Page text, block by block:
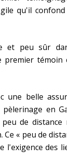
qu'il confond
et peu sûr
premier témoin
une belle
en
de distance
« peu de
l'exigence des